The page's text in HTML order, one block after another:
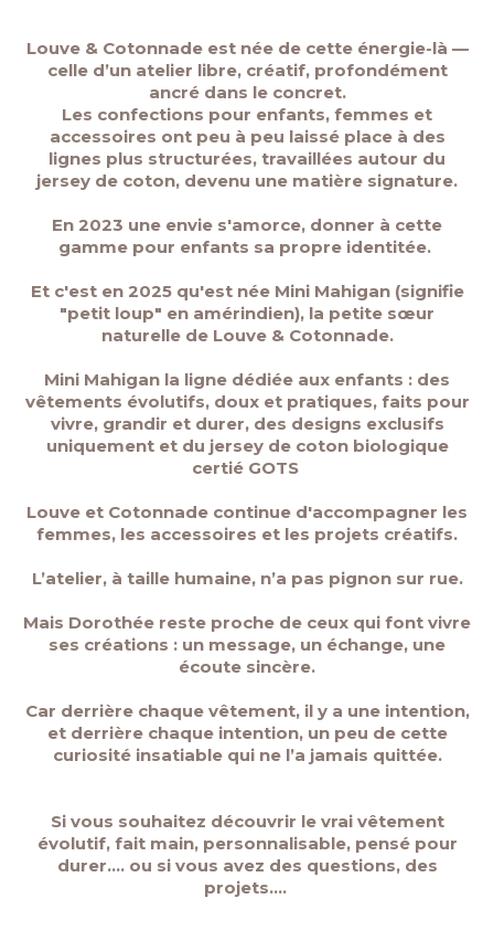
Louve & Cotonnade est née de cette énergie-là —
celle d’un atelier libre, créatif, profondément
ancré dans le concret.
Les confections pour enfants, femmes et
accessoires ont peu à peu laissé place à des
lignes plus structurées, travaillées autour du
jersey de coton, devenu une matière signature.
En 2023 une envie s'amorce, donner à cette
gamme pour enfants sa propre identitée.
Et c'est en 2025 qu'est née Mini Mahigan (signifie
"petit loup" en amérindien), la petite sœur
naturelle de Louve & Cotonnade.
Mini Mahigan la ligne dédiée aux enfants : des
vêtements évolutifs, doux et pratiques, faits pour
vivre, grandir et durer, des designs exclusifs
uniquement et du jersey de coton biologique
certié GOTS
Louve et Cotonnade continue d'accompagner les
femmes, les accessoires et les projets créatifs.
L’atelier, à taille humaine, n’a pas pignon sur rue.
Mais Dorothée reste proche de ceux qui font vivre
ses créations : un message, un échange, une
écoute sincère.
Car derrière chaque vêtement, il y a une intention,
et derrière chaque intention, un peu de cette
curiosité insatiable qui ne l’a jamais quittée.
Si vous souhaitez découvrir le vrai vêtement
évolutif, fait main, personnalisable, pensé pour
durer.... ou si vous avez des questions, des
projets....